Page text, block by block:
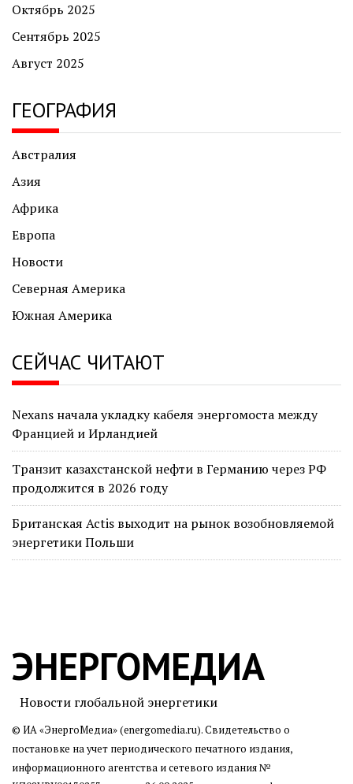
Октябрь 2025
Сентябрь 2025
Август 2025
ГЕОГРАФИЯ
Австралия
Азия
Африка
Европа
Новости
Северная Америка
Южная Америка
СЕЙЧАС ЧИТАЮТ
Nexans начала укладку кабеля энергомоста между
Францией и Ирландией
Транзит казахстанской нефти в Германию через РФ
продолжится в 2026 году
Британская Actis выходит на рынок возобновляемой
энергетики Польши
ЭНЕРГОМЕДИА
Новости глобальной энергетики
© ИА «ЭнергоМедиа» (energomedia.ru). Свидетельство о
постановке на учет периодического печатного издания,
информационного агентства и сетевого издания №